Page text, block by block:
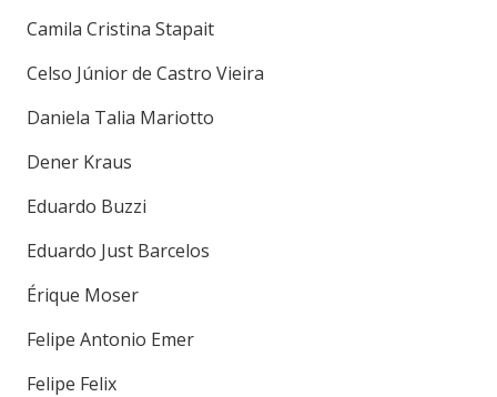
Camila Cristina Stapait
Celso Júnior de Castro Vieira
Daniela Talia Mariotto
Dener Kraus
Eduardo Buzzi
Eduardo Just Barcelos
Érique Moser
Felipe Antonio Emer
Felipe Felix